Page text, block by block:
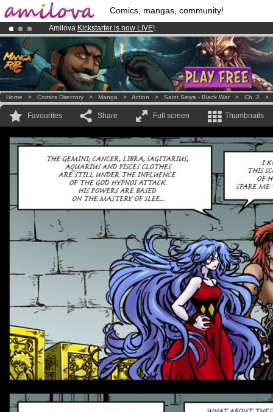
Comics, mangas, community!
Amilova Kickstarter is now LIVE!.
Already 100000membersand 1000comics & mangas!.
Premium membership from3.95 euros per month !Get membership
Home > Comics Directory > Manga > Action > Saint Seiya - Black War > Ch. 2
Favourites Share Full screen Thumbnails